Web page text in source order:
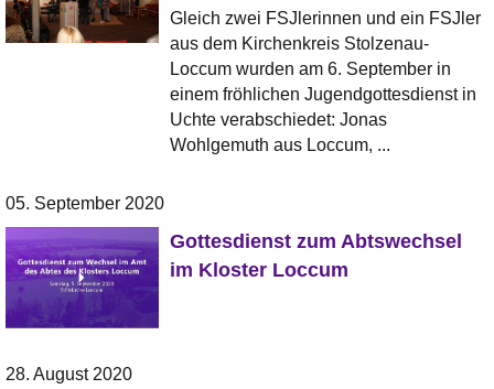
Gleich zwei FSJlerinnen und ein FSJler
aus dem Kirchenkreis Stolzenau-
Loccum wurden am 6. September in
einem fröhlichen Jugendgottesdienst in
Uchte verabschiedet: Jonas
Wohlgemuth aus Loccum, ...
05. September 2020
Gottesdienst zum Abtswechsel
im Kloster Loccum
28. August 2020